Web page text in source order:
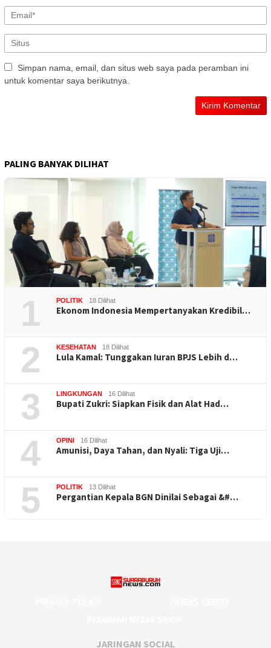
Simpan nama, email, dan situs web saya pada peramban ini
untuk komentar saya berikutnya.
PALING BANYAK DILIHAT
1 POLITIK 18 Dilihat
Ekonom Indonesia Mempertanyakan Kredibil…
2 KESEHATAN 18 Dilihat
Lula Kamal: Tunggakan Iuran BPJS Lebih d…
3 LINGKUNGAN 16 Dilihat
Bupati Zukri: Siapkan Fisik dan Alat Had…
4 OPINI 16 Dilihat
Amunisi, Daya Tahan, dan Nyali: Tiga Uji…
5 POLITIK 13 Dilihat
Pergantian Kepala BGN Dinilai Sebagai &#…
JARINGAN SOCIAL